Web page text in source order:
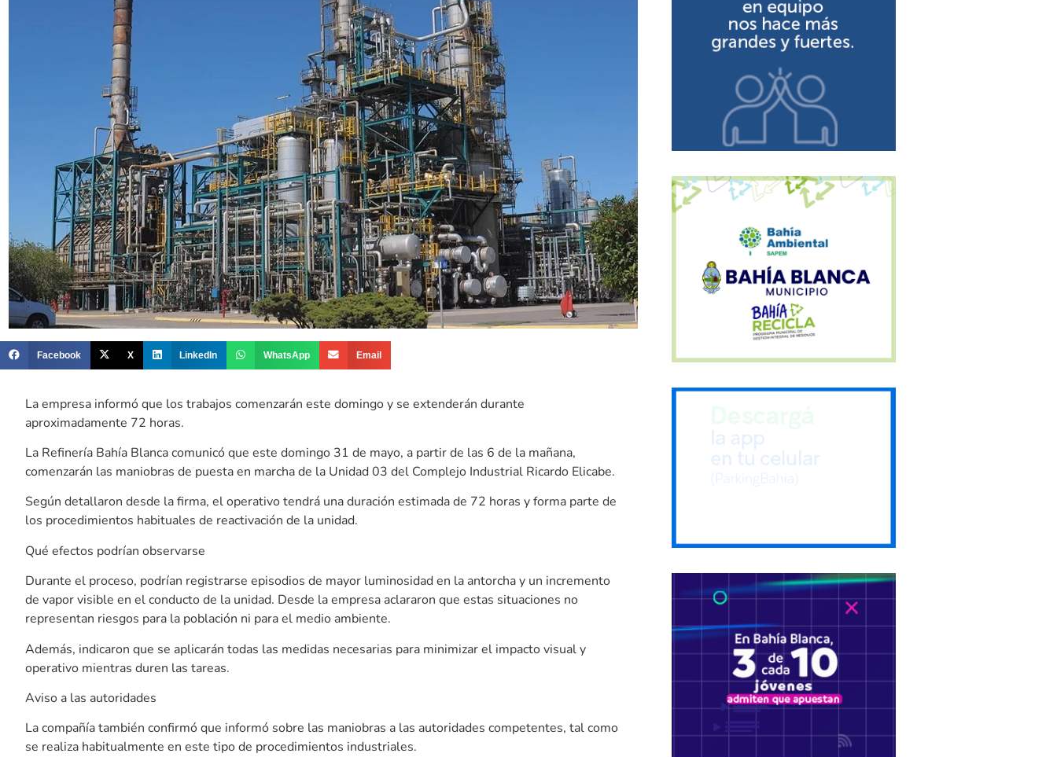
Facebook X LinkedIn WhatsApp Email
La empresa informó que los trabajos comenzarán este domingo y se extenderán durante
aproximadamente 72 horas.
La Refinería Bahía Blanca comunicó que este domingo 31 de mayo, a partir de las 6 de la mañana,
comenzarán las maniobras de puesta en marcha de la Unidad 03 del Complejo Industrial Ricardo Elicabe.
Según detallaron desde la firma, el operativo tendrá una duración estimada de 72 horas y forma parte de
los procedimientos habituales de reactivación de la unidad.
Qué efectos podrían observarse
Durante el proceso, podrían registrarse episodios de mayor luminosidad en la antorcha y un incremento
de vapor visible en el conducto de la unidad. Desde la empresa aclararon que estas situaciones no
representan riesgos para la población ni para el medio ambiente.
Además, indicaron que se aplicarán todas las medidas necesarias para minimizar el impacto visual y
operativo mientras duren las tareas.
Aviso a las autoridades
La compañía también confirmó que informó sobre las maniobras a las autoridades competentes, tal como
se realiza habitualmente en este tipo de procedimientos industriales.